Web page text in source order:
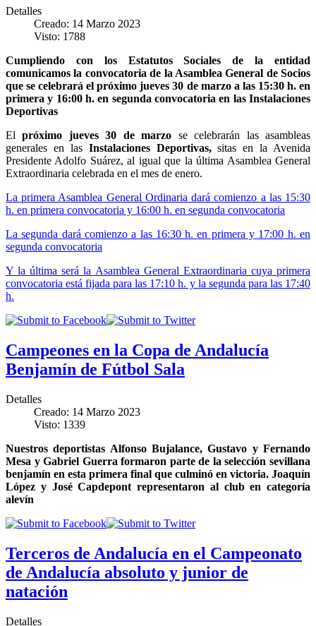
Detalles
Creado: 14 Marzo 2023
Visto: 1788
Cumpliendo con los Estatutos Sociales de la entidad
comunicamos la convocatoria de la Asamblea General de Socios
que se celebrará el próximo jueves 30 de marzo a las 15:30 h. en
primera y 16:00 h. en segunda convocatoria en las Instalaciones
Deportivas
Elpróximo jueves 30 de marzo se celebrarán las asambleas
generales en las Instalaciones Deportivas,sitas en la Avenida
Presidente Adolfo Suárez, al igual que la última Asamblea General
Extraordinaria celebrada en el mes de enero.
La primera Asamblea General Ordinaria dará comienzo a las 15:30
h. en primera convocatoria y 16:00 h. en segunda convocatoria
La segunda dará comienzo a las 16:30 h. en primera y 17:00 h. en
segunda convocatoria
Y la última será la Asamblea General Extraordinaria cuya primera
convocatoria está fijada para las 17:10 h. y la segunda para las 17:40
h.
Campeones en la Copa de Andalucía
Benjamín de Fútbol Sala
Detalles
Creado: 14 Marzo 2023
Visto: 1339
Nuestros deportistas Alfonso Bujalance, Gustavo y Fernando
Mesa y Gabriel Guerra formaron parte de la selección sevillana
benjamín en esta primera final que culminó en victoria. Joaquín
López y José Capdepont representaron al club en categoría
alevín
Terceros de Andalucía en el Campeonato
de Andalucía absoluto y junior de
natación
Detalles